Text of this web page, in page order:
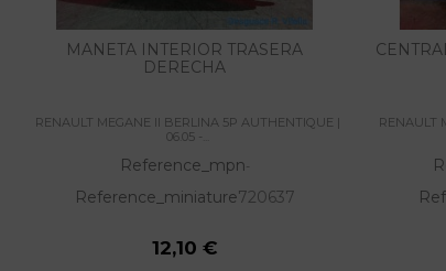
MANETA INTERIOR TRASERA
DERECHA
RENAULT MEGANE II BERLINA 5P AUTHENTIQUE |
06.05 -...
Reference_mpn-
Reference_miniature720637
12,10 €
RENAULT